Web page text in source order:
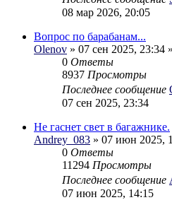
08 мар 2026, 20:05
Вопрос по барабанам...
Olenov » 07 сен 2025, 23:34
0 Ответы
8937 Просмотры
Последнее сообщение
07 сен 2025, 23:34
Не гаснет свет в багажнике.
Andrey_083 » 07 июн 2025,
0 Ответы
11294 Просмотры
Последнее сообщение
07 июн 2025, 14:15